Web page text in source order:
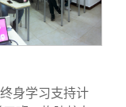
身学习支持计